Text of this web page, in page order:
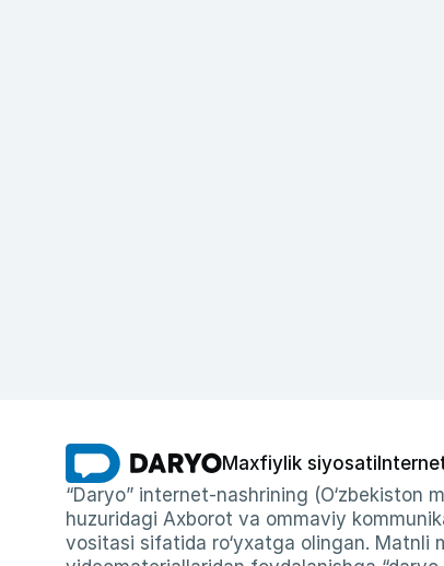
Maxfiylik siyosati
“Daryo” internet-nashrining (O‘zbekiston
huzuridagi Axborot va ommaviy
vositasi sifatida ro‘yxatga olingan. Matnli